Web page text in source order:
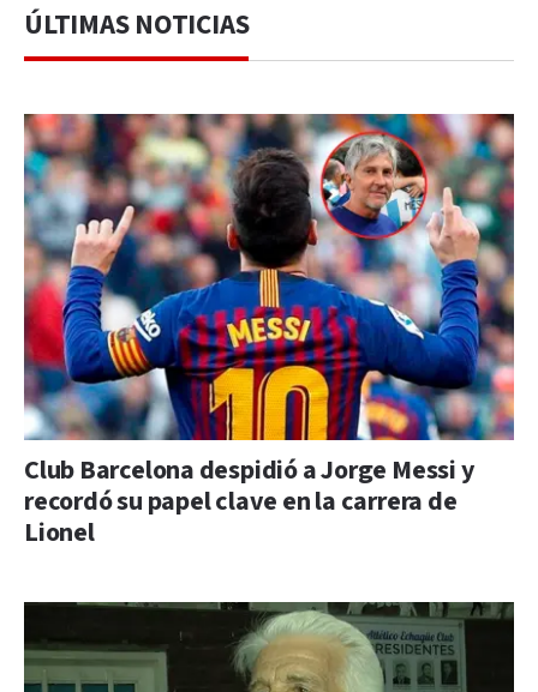
ÚLTIMAS NOTICIAS
Club Barcelona despidió a Jorge Messi y
recordó su papel clave en la carrera de
Lionel